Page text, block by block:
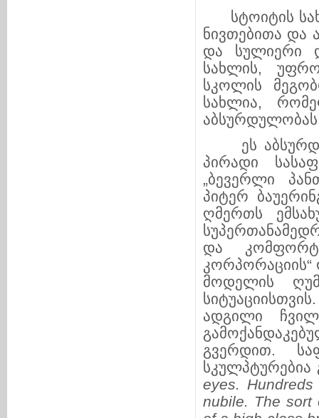
სტოიტის
ნივთებითა და
და სულიერი
სახლის,
სკოლის
სახლია,
ეს
პირადი
„ბევერლი
პიტერ
ღმერთს
და
კორპორაციის“
მოდელის
ადგილი
გვერდით.
სკულპტურებია
eyes.
nubile. The sort